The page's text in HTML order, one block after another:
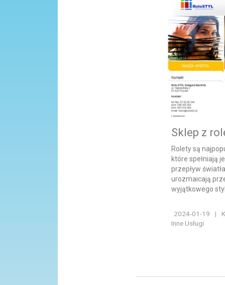
Sklep z
Rolety są
które spełniają
przepływ
urozmaicają
wyjątkowego
2024-01-19 |
Inne Usługi